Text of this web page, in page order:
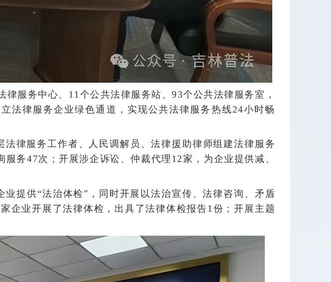
律服务中心、11个公共法律服务站、93个公共法律服务室，
法律服务企业绿色通道，实现公共法律服务热线24小时畅
法律服务工作者、人民调解员、法律援助律师组建法律服务
务47次；开展涉企诉讼、仲裁代理12家，为企业提供减、
业提供“法治体检”，同时开展以法治宣传、法律咨询、矛盾
企业开展了法律体检，出具了法律体检报告1份；开展主题